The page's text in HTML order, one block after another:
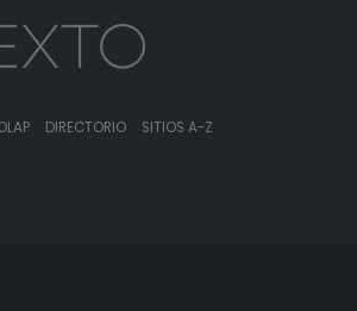
DIRECTORIO SITIOS A-Z